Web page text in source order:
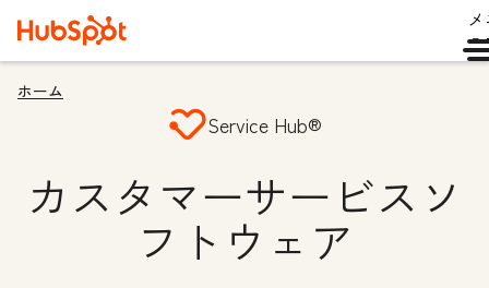
ホーム
Service Hub®
カスタマーサービスソ
フトウェア